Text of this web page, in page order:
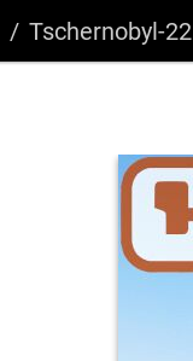
Tschernobyl-22